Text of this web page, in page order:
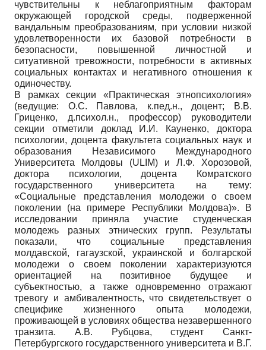
чувствительны к неблагоприятным факторам
окружающей городской среды, подверженной
вандальным преобразованиям, при условии низкой
удовлетворенности их базовой потребности в
безопасности, повышенной личностной и
ситуативной тревожности, потребности в активных
социальных контактах и негативного отношения к
одиночеству.
В рамках секции «Практическая этнопсихология»
(ведущие: О.С. Павлова, к.пед.н., доцент; В.В.
Гриценко, д.психол.н., профессор) руководители
секции отметили доклад И.И. Кауненко, доктора
психологии, доцента факультета социальных наук и
образования Независимого Международного
Университета Молдовы (ULIM) и Л.Ф. Хорозовой,
доктора психологии, доцента Комратского
государственного университета на тему:
«Социальные представления молодежи о своем
поколении (на примере Республики Молдова)». В
исследовании приняла участие студенческая
молодежь разных этнических групп. Результаты
показали, что социальные представления
молдавской, гагаузской, украинской и болгарской
молодежи о своем поколении характеризуются
ориентацией на позитивное будущее и
субъектностью, а также одновременно отражают
тревогу и амбивалентность, что свидетельствует о
специфике жизненного опыта молодежи,
проживающей в условиях общества незавершенного
транзита. А.В. Рубцова, студент Санкт-
Петербургского государственного университета и В.Г.